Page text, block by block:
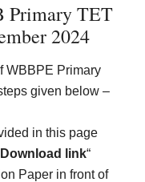
Primary TET
2024
WBBPE Primary
given below –
in this page
link“
Paper in front of